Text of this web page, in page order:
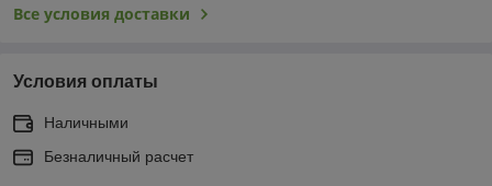
Все условия доставки
Условия оплаты
Наличными
Безналичный расчет